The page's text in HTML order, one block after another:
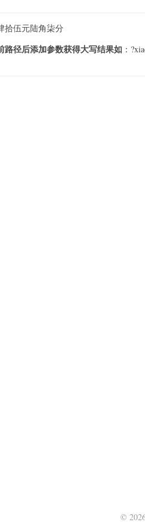
拾伍元陆角柒分
路径后添加参数获得大写结果如 ：
©